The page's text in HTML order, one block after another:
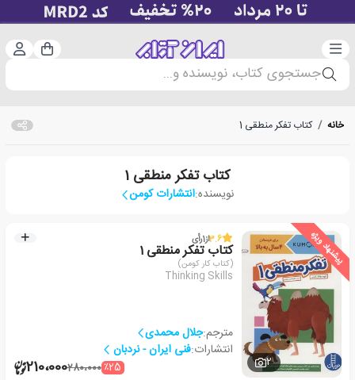
دسته‌بندی سبد
جستجوی کتاب، نویسنده و...
خانه / کتاب تفکر منطقی 1
کتاب تفکر منطقی 1
نویسنده:انتشارات کومن
پیشنهاد ویژه
2
3.6از1رأی
کتاب تفکر منطقی 1
(کتاب کار کومن)
Thinking Skills
مترجم:جلال محمدی
انتشارات:فنی ایران - نردبان
٪25280،000210،000